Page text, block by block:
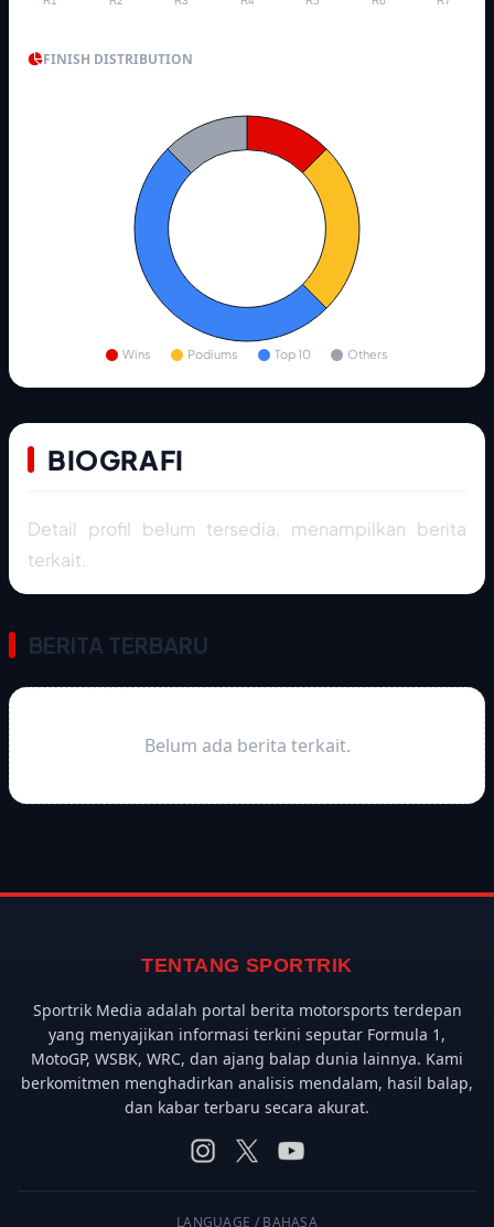
FINISH DISTRIBUTION
Wins Podiums Top 10 Others
BIOGRAFI
Detail profil belum tersedia, menampilkan berita
terkait.
BERITA TERBARU
Belum ada berita terkait.
TENTANG SPORTRIK
Sportrik Media adalah portal berita motorsports terdepan
yang menyajikan informasi terkini seputar Formula 1,
MotoGP, WSBK, WRC, dan ajang balap dunia lainnya. Kami
berkomitmen menghadirkan analisis mendalam, hasil balap,
dan kabar terbaru secara akurat.
LANGUAGE / BAHASA